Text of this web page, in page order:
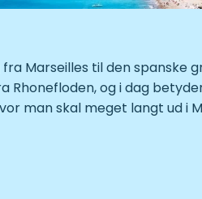
Marseilles til den spanske
Rhonefloden, og i dag
man skal meget langt ud